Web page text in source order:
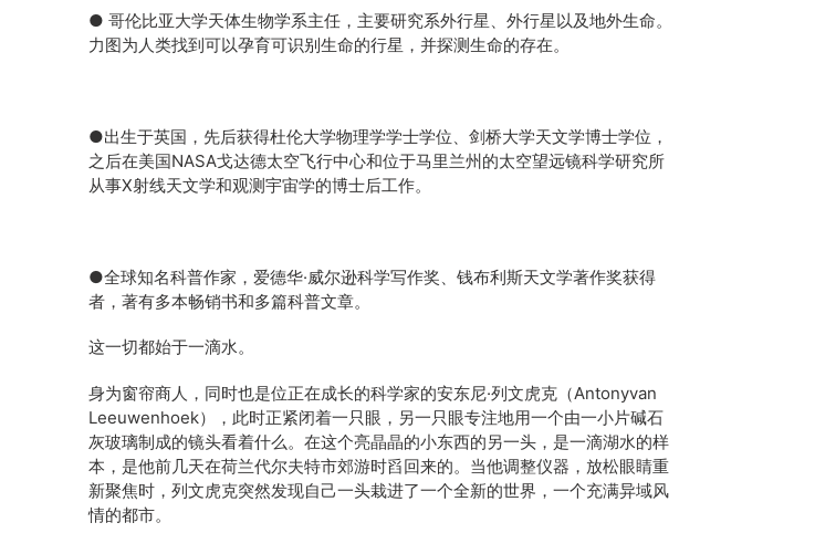
● 哥伦比亚大学天体生物学系主任，主要研究系外行星、外行星以及地外生命。
力图为人类找到可以孕育可识别生命的行星，并探测生命的存在。
●出生于英国，先后获得杜伦大学物理学学士学位、剑桥大学天文学博士学位，
之后在美国NASA戈达德太空飞行中心和位于马里兰州的太空望远镜科学研究所
从事X射线天文学和观测宇宙学的博士后工作。
●全球知名科普作家，爱德华·威尔逊科学写作奖、钱布利斯天文学著作奖获得
者，著有多本畅销书和多篇科普文章。
这一切都始于一滴水。
身为窗帘商人，同时也是位正在成长的科学家的安东尼·列文虎克（Antonyvan
Leeuwenhoek），此时正紧闭着一只眼，另一只眼专注地用一个由一小片碱石
灰玻璃制成的镜头看着什么。在这个亮晶晶的小东西的另一头，是一滴湖水的样
本，是他前几天在荷兰代尔夫特市郊游时舀回来的。当他调整仪器，放松眼睛重
新聚焦时，列文虎克突然发现自己一头栽进了一个全新的世界，一个充满异域风
情的都市。